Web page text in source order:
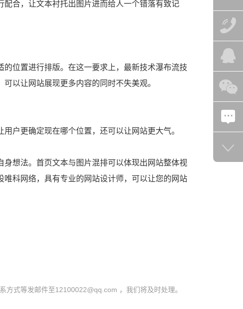
合，让文本衬托出图片进而给人一个错落有致记
以让网站展现更多内容的同时不失美观。
户更确定现在哪个位置，还可以让网站更大气。
唯科网络，具有专业的网站设计师，可以让您的网站
式等发邮件至12100022@qq.com ，我们将及时处理。